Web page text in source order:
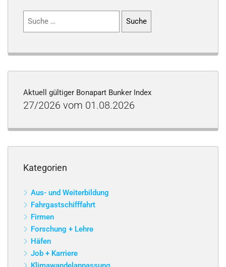
Suchen
Aktuell gültiger Bonapart Bunker Index
27/2026 vom 01.08.2026
Kategorien
Aus- und Weiterbildung
Fahrgastschifffahrt
Firmen
Forschung + Lehre
Häfen
Job + Karriere